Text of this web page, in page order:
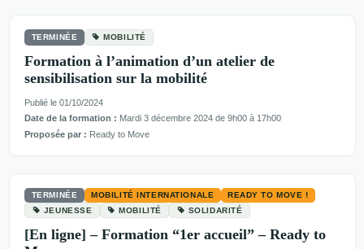
TERMINÉE MOBILITÉ
Formation à l’animation d’un atelier de
sensibilisation sur la mobilité
Publié le 01/10/2024
Date de la formation : Mardi 3 décembre 2024 de 9h00 à 17h00
Proposée par : Ready to Move
TERMINÉE MOBILITÉ INTERNATIONALE
READY TO MOVE !
JEUNESSE
MOBILITÉ SOLIDARITÉ
[En ligne] – Formation “1er accueil” – Ready to